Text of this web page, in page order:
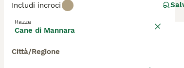
Includi incroci
Razza
Cane di Mannara
Città/Regione
con